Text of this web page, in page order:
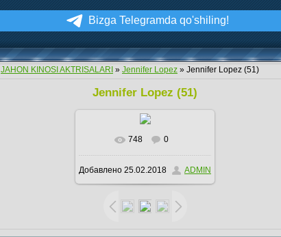
Bizga Telegramda qo'shiling!
JAHON KINOSI AKTRISALARI » Jennifer Lopez » Jennifer Lopez (51)
Jennifer Lopez (51)
В реальном размере
499x600/ 137.8Kb
748 0
Добавлено 25.02.2018 ADMIN